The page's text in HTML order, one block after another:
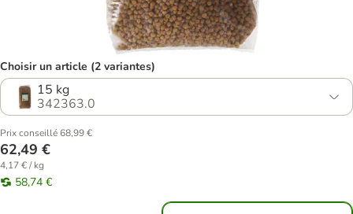
Choisir un article (2 variantes)
15 kg
342363.0
Prix conseillé 68,99 €
62,49 €
4,17 € / kg
58,74 €